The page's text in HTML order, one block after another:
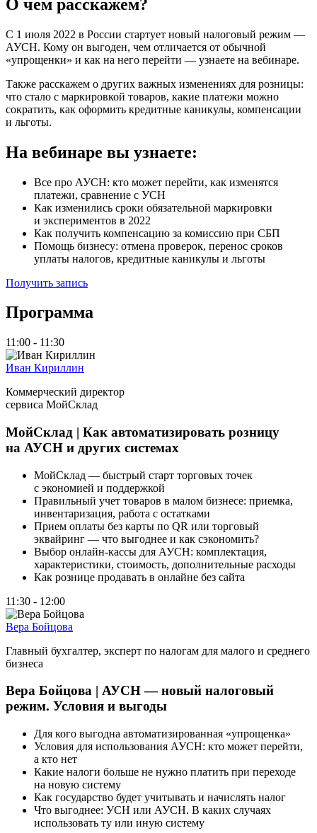
О чем расскажем?
С 1 июля 2022 в России стартует новый налоговый режим —
АУСН. Кому он выгоден, чем отличается от обычной
«упрощенки» и как на него перейти — узнаете на вебинаре.
Также расскажем о других важных изменениях для розницы:
что стало с маркировкой товаров, какие платежи можно
сократить, как оформить кредитные каникулы, компенсации
и льготы.
На вебинаре вы узнаете:
Все про АУСН: кто может перейти, как изменятся
платежи, сравнение с УСН
Как изменились сроки обязательной маркировки
и экспериментов в 2022
Как получить компенсацию за комиссию при СБП
Помощь бизнесу: отмена проверок, перенос сроков
уплаты налогов, кредитные каникулы и льготы
Получить запись
Программа
11:00 - 11:30
Иван Кириллин
Коммерческий директор
сервиса МойСклад
МойСклад | Как автоматизировать розницу
на АУСН и других системах
МойСклад — быстрый старт торговых точек
с экономией и поддержкой
Правильный учет товаров в малом бизнесе: приемка,
инвентаризация, работа с остатками
Прием оплаты без карты по QR или торговый
эквайринг — что выгоднее и как сэкономить?
Выбор онлайн-кассы для АУСН: комплектация,
характеристики, стоимость, дополнительные расходы
Как рознице продавать в онлайне без сайта
11:30 - 12:00
Вера Бойцова
Главный бухгалтер, эксперт по налогам для малого и среднего
бизнеса
Вера Бойцова | АУСН — новый налоговый
режим. Условия и выгоды
Для кого выгодна автоматизированная «упрощенка»
Условия для использования АУСН: кто может перейти,
а кто нет
Какие налоги больше не нужно платить при переходе
на новую систему
Как государство будет учитывать и начислять налог
Что выгоднее: УСН или АУСН. В каких случаях
использовать ту или иную систему